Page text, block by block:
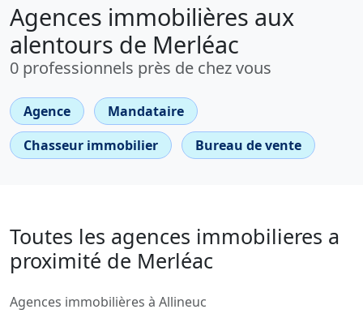
Agences immobilières aux
alentours de Merléac
0 professionnels près de chez vous
Agence
Mandataire
Chasseur immobilier
Bureau de vente
Toutes les agences immobilieres a
proximité de Merléac
Agences immobilières à Allineuc